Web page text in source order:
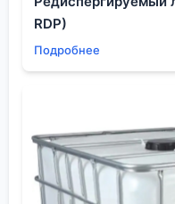
полимерами,
многие марки ПЭО,
начинаются после
стандартом для
это предлагают по
сэкономили на
комья, которые потом
RDP)
Подробнее